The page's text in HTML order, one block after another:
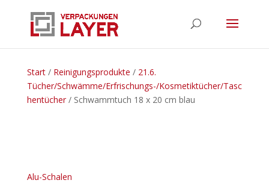
Start/ Reinigungsprodukte / 21.6.
Tücher/Schwämme/Erfrischungs-/Kosmetiktücher/Tasc
hentücher/ Schwammtuch 18 x 20 cm blau
Alu-Schalen